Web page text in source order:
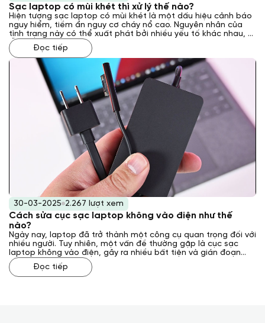
Sạc laptop có mùi khét thì xử lý thế nào?
Hiện tượng sạc laptop có mùi khét là một dấu hiệu cảnh báo
nguy hiểm, tiềm ẩn nguy cơ cháy nổ cao. Nguyên nhân của
tình trạng này có thể xuất phát bởi nhiều yếu tố khác nhau, từ
lỗi kỹ thuật bên trong sạc đến các vấn đề về nguồn điện hoặc
môi trường sử dụng. Vậy phải xử lý như thế nào khi gặp phải
tình trạng này? Laptop Khánh Trần sẽ giải đáp cho bạn qua
bài viết sau đây.
Đọc tiếp
30-03-2025 2.267 lượt xem
Cách sửa cục sạc laptop không vào điện như thế
nào?
Ngày nay, laptop đã trở thành một công cụ quan trọng đối với
nhiều người. Tuy nhiên, một vấn đề thường gặp là cục sạc
laptop không vào điện, gây ra nhiều bất tiện và gián đoạn
công việc. Vậy, cách sửa cục sạc laptop không vào điện như
thế nào? Laptop Khánh Trần sẽ giải đáp cho bạn qua bài viết
sau đây.
Đọc tiếp